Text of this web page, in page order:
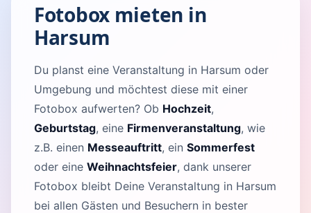
Fotobox mieten in
Harsum
Du planst eine Veranstaltung in Harsum oder
Umgebung und möchtest diese mit einer
Fotobox aufwerten? Ob Hochzeit,
Geburtstag, eine Firmenveranstaltung, wie
z.B. einen Messeauftritt, ein Sommerfest
oder eine Weihnachtsfeier, dank unserer
Fotobox bleibt Deine Veranstaltung in Harsum
bei allen Gästen und Besuchern in bester